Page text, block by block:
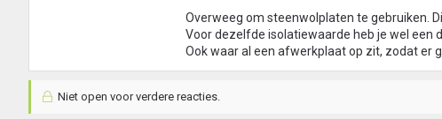
Overweeg om steenwolplaten te gebruiken.
Voor dezelfde isolatiewaarde heb je wel een
Ook waar al een afwerkplaat op zit, zodat er
Niet open voor verdere reacties.